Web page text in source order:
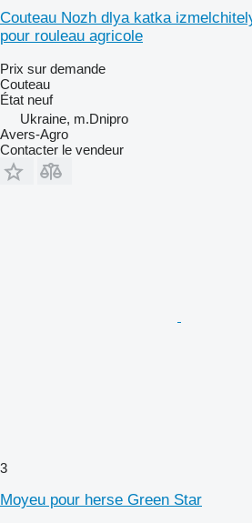
Couteau Nozh dlya katka
pour rouleau agricole
Prix sur demande
Couteau
État neuf
Ukraine, m.Dnipro
Avers-Agro
Contacter le vendeur
3
Moyeu pour herse Green Star